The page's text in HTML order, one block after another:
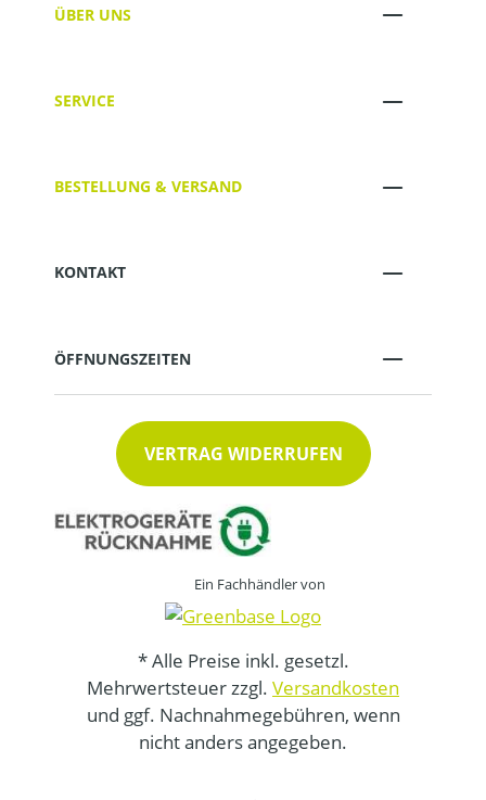
ÜBER UNS
SERVICE
BESTELLUNG & VERSAND
KONTAKT
ÖFFNUNGSZEITEN
VERTRAG WIDERRUFEN
Ein Fachhändler von
* Alle Preise inkl. gesetzl.
Mehrwertsteuer zzgl. Versandkosten
und ggf. Nachnahmegebühren, wenn
nicht anders angegeben.